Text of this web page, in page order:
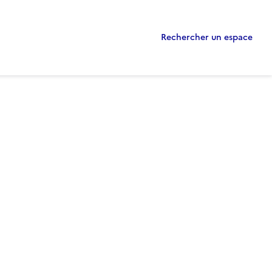
Rechercher un espace